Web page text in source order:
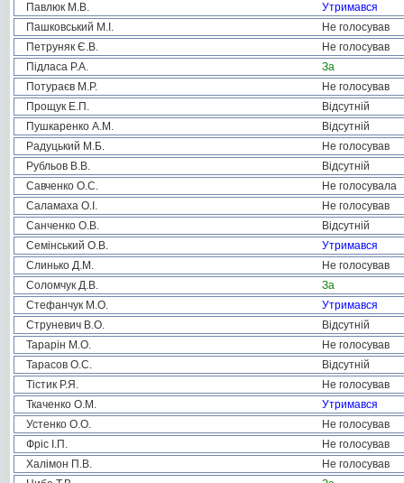
Павлюк М.В.
Утримався
Пашковський М.І.
Не голосував
Петруняк Є.В.
Не голосував
Підласа Р.А.
За
Потураєв М.Р.
Не голосував
Прощук Е.П.
Відсутній
Пушкаренко А.М.
Відсутній
Радуцький М.Б.
Не голосував
Рубльов В.В.
Відсутній
Савченко О.С.
Не голосувала
Саламаха О.І.
Не голосував
Санченко О.В.
Відсутній
Семінський О.В.
Утримався
Слинько Д.М.
Не голосував
Соломчук Д.В.
За
Стефанчук М.О.
Утримався
Струневич В.О.
Відсутній
Тарарін М.О.
Не голосував
Тарасов О.С.
Відсутній
Тістик Р.Я.
Не голосував
Ткаченко О.М.
Утримався
Устенко О.О.
Не голосував
Фріс І.П.
Не голосував
Халімон П.В.
Не голосував